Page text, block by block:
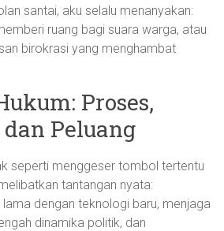
santai, aku selalu menanyakan:
ruang bagi suara warga, atau
birokrasi yang menghambat
Proses,
Peluang
seperti menggeser tombol tertentu
tantangan nyata:
dengan teknologi baru, menjaga
dinamika politik, dan